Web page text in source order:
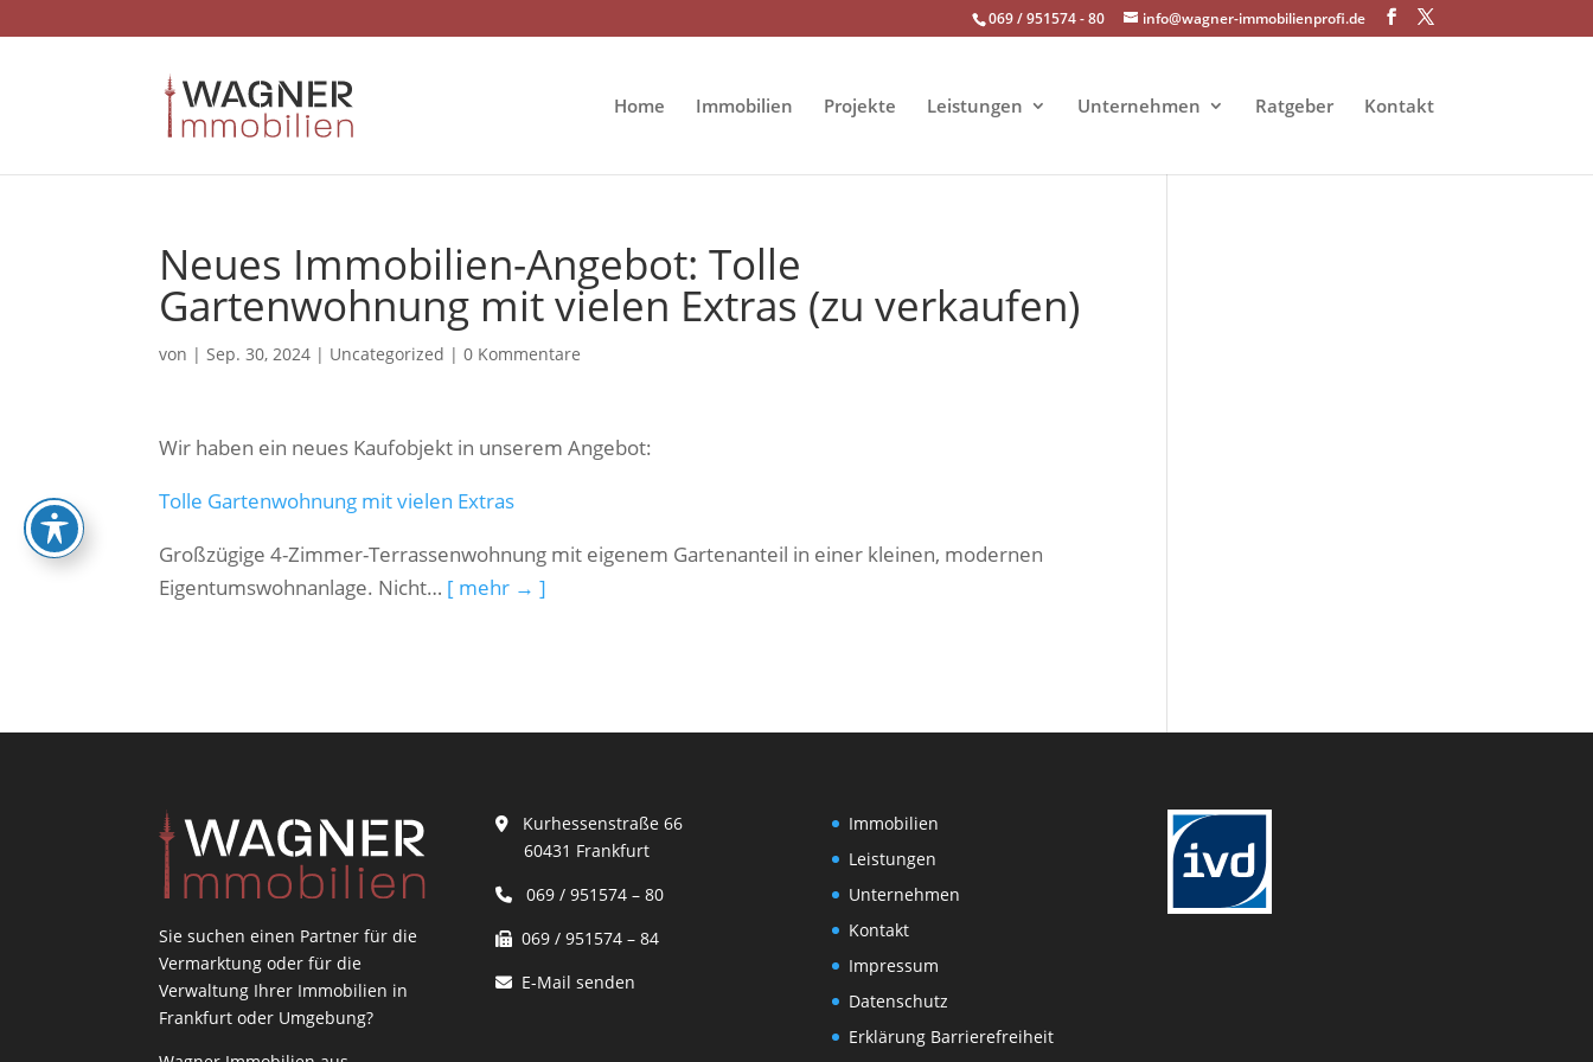
to
069 / 951574 - 80 info@wagner-immobilienprofi.de
Home Immobilien Projekte Leistungen Unternehmen Ratgeber Kontakt
Neues Immobilien-Angebot: Tolle
Gartenwohnung mit vielen Extras (zu verkaufen)
von |Sep. 30, 2024 | Uncategorized |0 Kommentare
Wir haben ein neues Kaufobjekt in unserem Angebot:
Tolle Gartenwohnung mit vielen Extras
Großzügige 4-Zimmer-Terrassenwohnung mit eigenem Gartenanteil in einer kleinen, modernen
Eigentumswohnanlage. Nicht… [ mehr → ]
Sie suchen einen Partner für die
Vermarktung oder für die
Verwaltung Ihrer Immobilien in
Frankfurt oder Umgebung?
Kurhessenstraße 66
60431 Frankfurt
069 / 951574 – 80
069 / 951574 – 84
E-Mail senden
Immobilien
Leistungen
Unternehmen
Kontakt
Impressum
Datenschutz
Erklärung Barrierefreiheit